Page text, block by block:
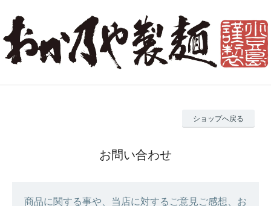
ショップへ戻る
お問い合わせ
商品に関する事や、当店に対するご意見ご感想、お